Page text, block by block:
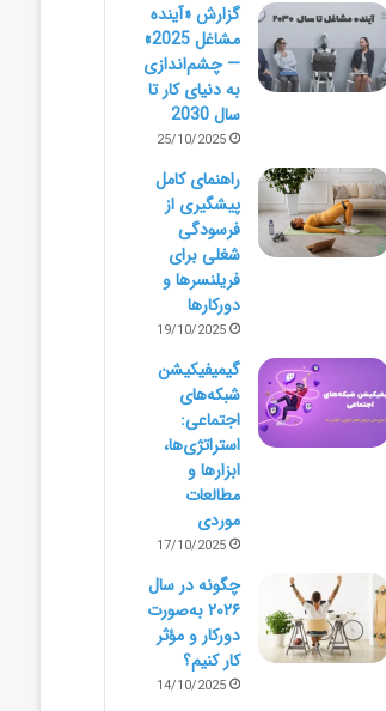
گزارش «آینده
مشاغل 2025»
— چشم‌اندازی
به دنیای کار تا
سال 2030
25/10/2025
راهنمای کامل
پیشگیری از
فرسودگی
شغلی برای
فریلنسرها و
دورکارها
19/10/2025
گیمیفیکیشن
شبکه‌های
اجتماعی:
استراتژی‌ها،
ابزارها و
مطالعات
موردی
17/10/2025
چگونه در سال
۲۰۲۶ به‌صورت
دورکار و مؤثر
کار کنیم؟
14/10/2025